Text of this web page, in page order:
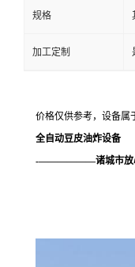
规格
加工定制
价格仅供参考，设备属
全自动豆皮油炸设备
-——————诸城市放心